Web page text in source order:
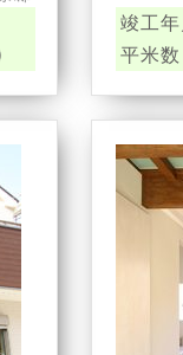
竣工
平米数